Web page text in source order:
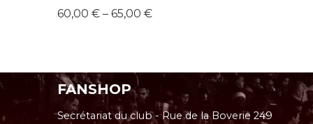
60,00 € – 65,00 €
FANSHOP
Secrétariat du club - Rue de la Boverie 249